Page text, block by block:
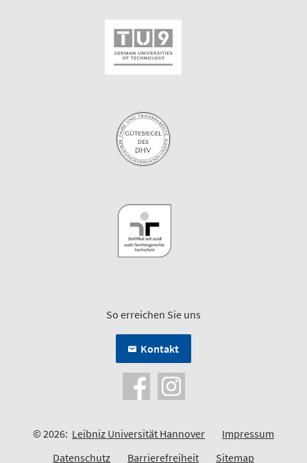
So erreichen Sie uns
Kontakt
© 2026: Leibniz Universität Hannover
Impressum
Datenschutz
Barrierefreiheit Sitemap